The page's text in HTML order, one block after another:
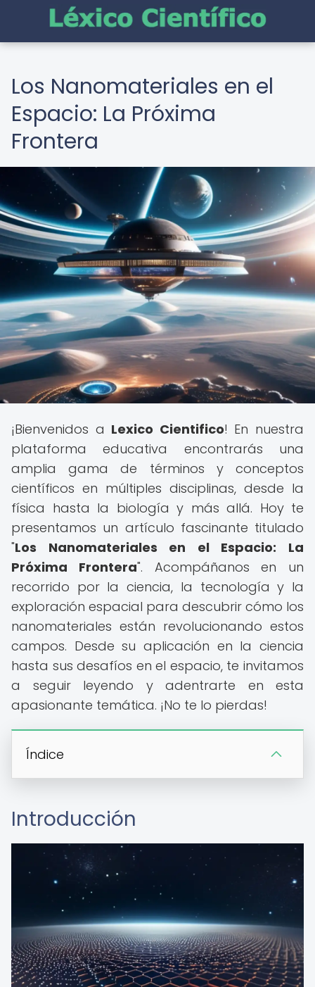
Los Nanomateriales en el
Espacio: La Próxima
Frontera
¡Bienvenidos a Lexico Cientifico! En nuestra
plataforma educativa encontrarás una
amplia gama de términos y conceptos
científicos en múltiples disciplinas, desde la
física hasta la biología y más allá. Hoy te
presentamos un artículo fascinante titulado
"Los Nanomateriales en el Espacio: La
Próxima Frontera". Acompáñanos en un
recorrido por la ciencia, la tecnología y la
exploración espacial para descubrir cómo los
nanomateriales están revolucionando estos
campos. Desde su aplicación en la ciencia
hasta sus desafíos en el espacio, te invitamos
a seguir leyendo y adentrarte en esta
apasionante temática. ¡No te lo pierdas!
Índice
Introducción